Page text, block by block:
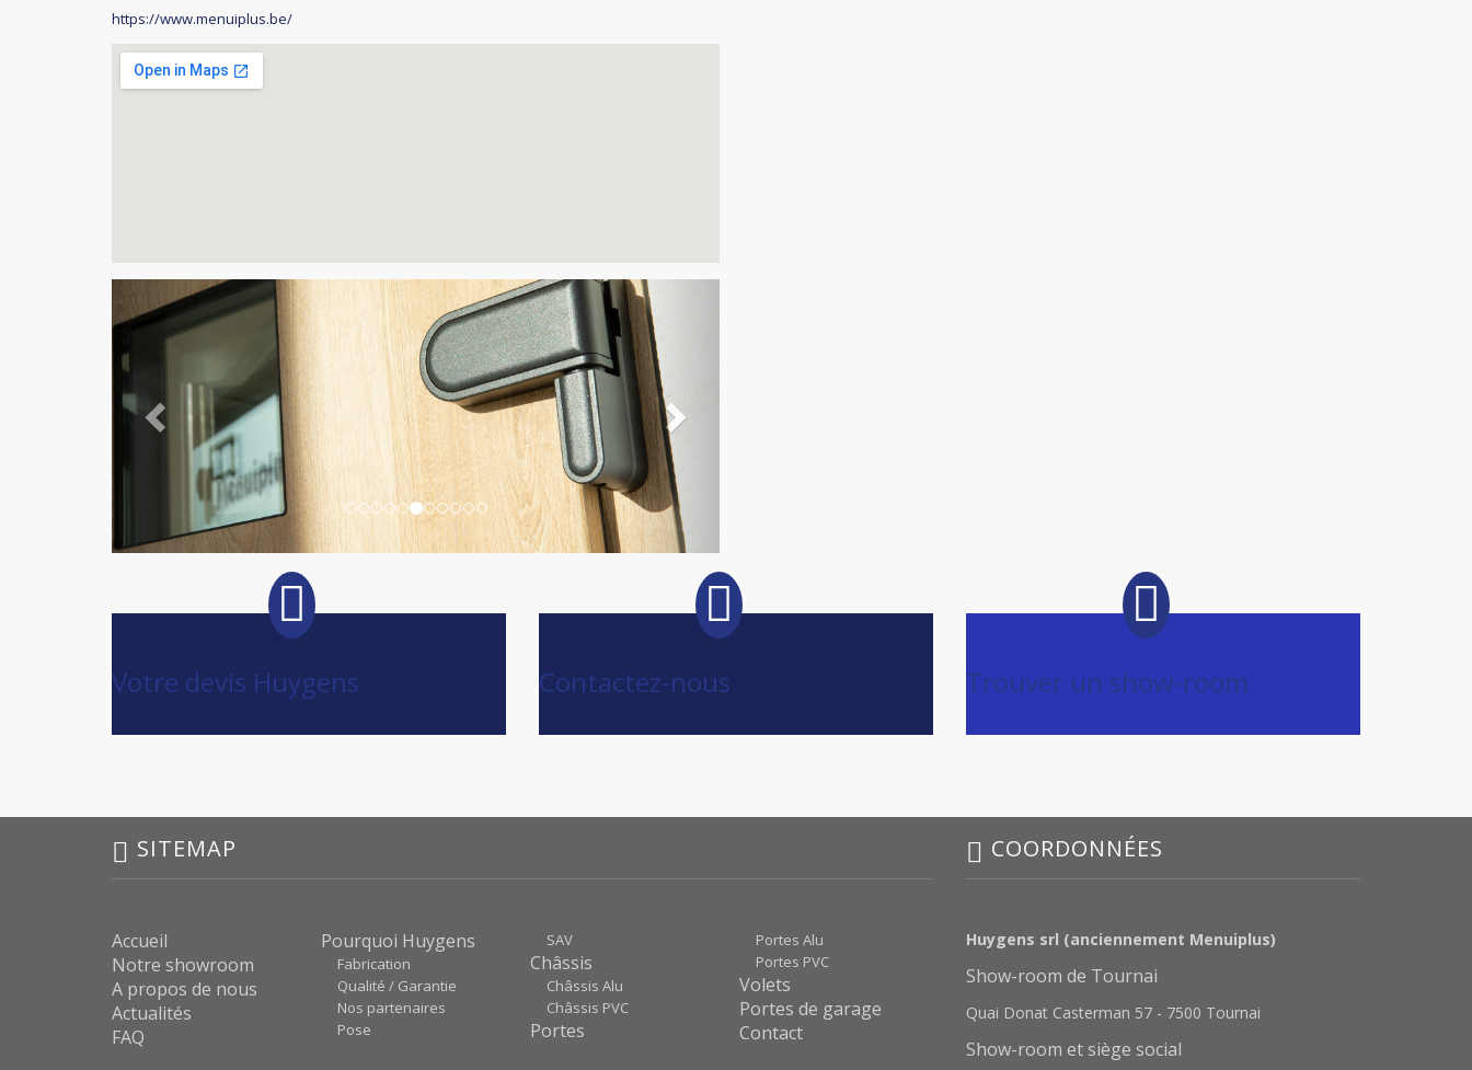
https://www.menuiplus.be/
Votre devis Huygens Contactez-nous Trouver un show-room
SITEMAP
Accueil
Notre showroom
A propos de nous
Actualités
FAQ
Pourquoi Huygens
Fabrication
Qualité / Garantie
Nos partenaires
Pose
SAV
Châssis
Châssis Alu
Châssis PVC
Portes
Portes Alu
Portes PVC
Volets
Portes de garage
Contact
COORDONNÉES
Huygens srl (anciennement Menuiplus)
Show-room de Tournai
Quai Donat Casterman 57 - 7500 Tournai
Show-room et siège social